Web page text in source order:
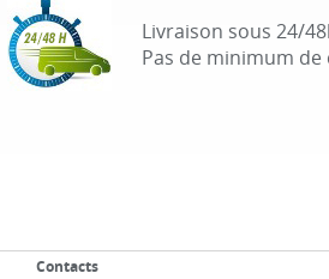
Livraison sous 24/
Pas de minimum de
Contacts